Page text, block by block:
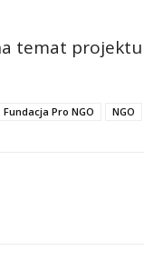
temat projektu
Fundacja Pro NGO NGO